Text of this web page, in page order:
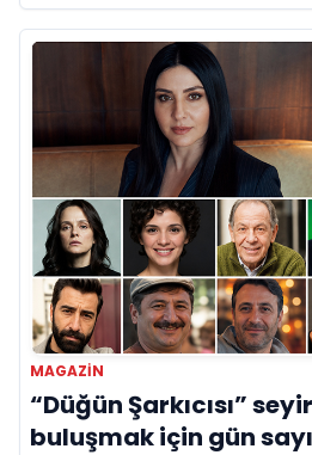
MAGAZIN
“Düğün Şarkıcısı”
buluşmak için gün